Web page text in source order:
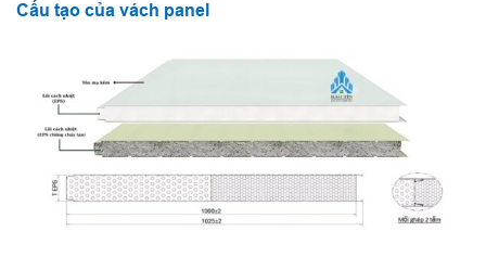
Cấu tạo của vách panel